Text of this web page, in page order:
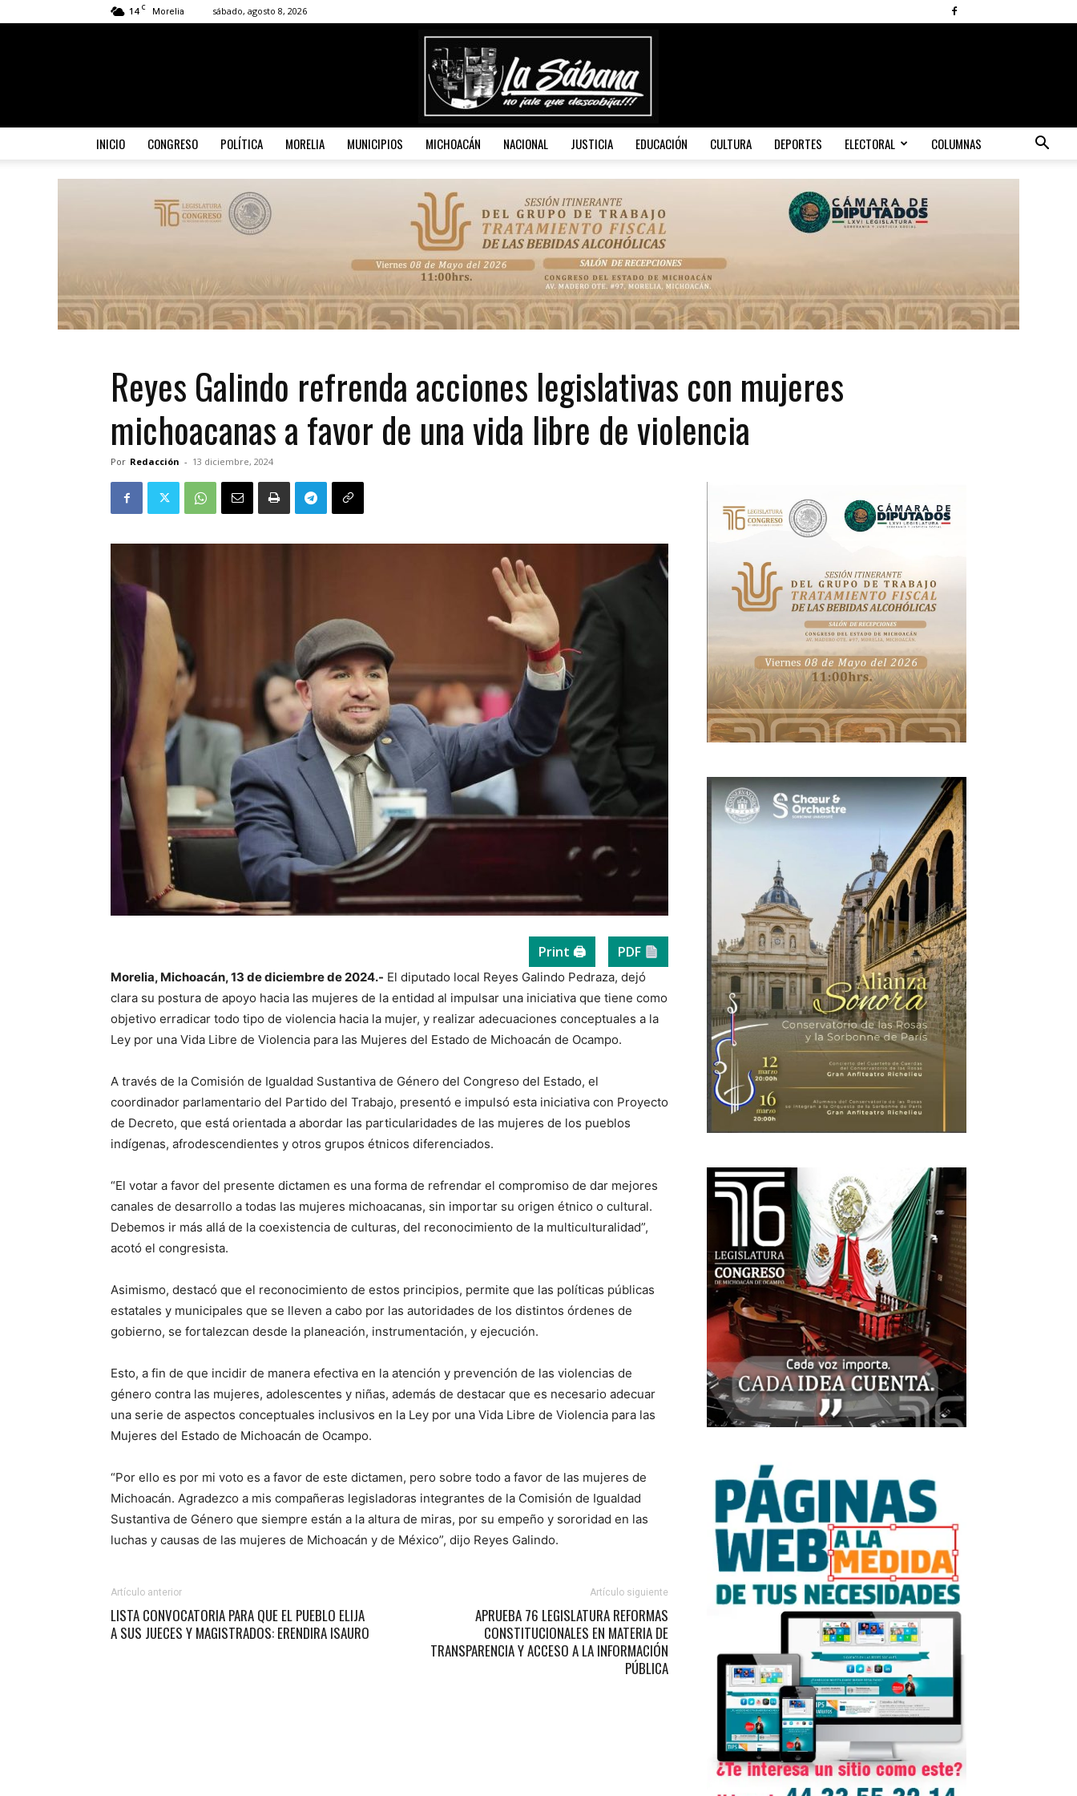
14 C Morelia sábado, agosto 8, 2026
Sábana
INICIO CONGRESO POLÍTICA MORELIA MUNICIPIOS MICHOACÁN NACIONAL JUSTICIA EDUCACIÓN CULTURA DEPORTES ELECTORAL COLUMNAS
Reyes Galindo refrenda acciones legislativas con mujeres
michoacanas a favor de una vida libre de violencia
Por Redacción - 13 diciembre, 2024
Print 🖨 PDF
Morelia, Michoacán, 13 de diciembre de 2024.- El diputado local Reyes Galindo Pedraza, dejó
clara su postura de apoyo hacia las mujeres de la entidad al impulsar una iniciativa que tiene como
objetivo erradicar todo tipo de violencia hacia la mujer, y realizar adecuaciones conceptuales a la
Ley por una Vida Libre de Violencia para las Mujeres del Estado de Michoacán de Ocampo.
A través de la Comisión de Igualdad Sustantiva de Género del Congreso del Estado, el
coordinador parlamentario del Partido del Trabajo, presentó e impulsó esta iniciativa con Proyecto
de Decreto, que está orientada a abordar las particularidades de las mujeres de los pueblos
indígenas, afrodescendientes y otros grupos étnicos diferenciados.
“El votar a favor del presente dictamen es una forma de refrendar el compromiso de dar mejores
canales de desarrollo a todas las mujeres michoacanas, sin importar su origen étnico o cultural.
Debemos ir más allá de la coexistencia de culturas, del reconocimiento de la multiculturalidad”,
acotó el congresista.
Asimismo, destacó que el reconocimiento de estos principios, permite que las políticas públicas
estatales y municipales que se lleven a cabo por las autoridades de los distintos órdenes de
gobierno, se fortalezcan desde la planeación, instrumentación, y ejecución.
Esto, a fin de que incidir de manera efectiva en la atención y prevención de las violencias de
género contra las mujeres, adolescentes y niñas, además de destacar que es necesario adecuar
una serie de aspectos conceptuales inclusivos en la Ley por una Vida Libre de Violencia para las
Mujeres del Estado de Michoacán de Ocampo.
“Por ello es por mi voto es a favor de este dictamen, pero sobre todo a favor de las mujeres de
Michoacán. Agradezco a mis compañeras legisladoras integrantes de la Comisión de Igualdad
Sustantiva de Género que siempre están a la altura de miras, por su empeño y sororidad en las
luchas y causas de las mujeres de Michoacán y de México”, dijo Reyes Galindo.
Artículo anterior
LISTA CONVOCATORIA PARA QUE EL PUEBLO ELIJA
A SUS JUECES Y MAGISTRADOS: ERENDIRA ISAURO
Artículo siguiente
APRUEBA 76 LEGISLATURA REFORMAS
CONSTITUCIONALES EN MATERIA DE
TRANSPARENCIA Y ACCESO A LA INFORMACIÓN
PÚBLICA